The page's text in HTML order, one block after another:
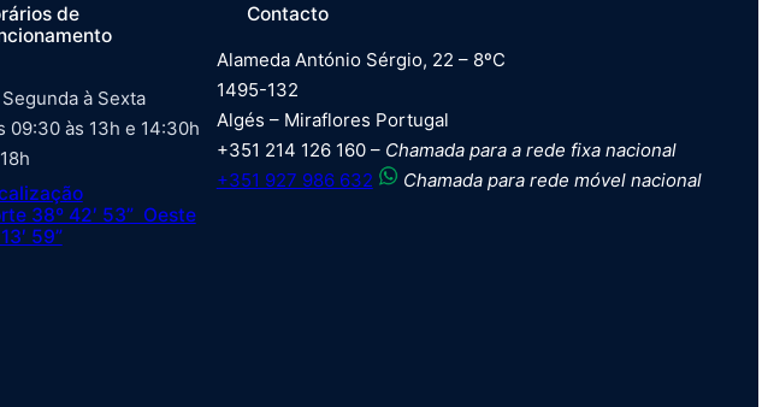
de
à Sexta
09:30 às 13h e 14:30h
38º 42′ 53” Oeste
59”
Contacto
Alameda António Sérgio, 22 – 8ºC
1495-132
Algés – Miraflores Portugal
+351 214 126 160 – Chamada para a rede fixa nacional
+351 927 986 632
Chamada para rede móvel nacional